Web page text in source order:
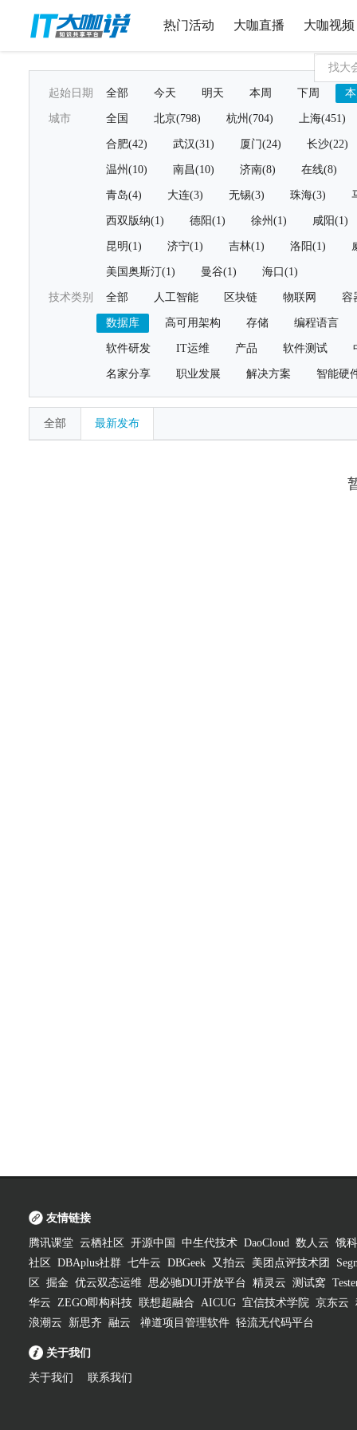
热门活动 大咖直播 大咖视频
起始日期 全部 今天 明天 本周 下周
城市 全国 北京(798) 杭州(704) 上海(451)
合肥(42) 武汉(31) 厦门(24) 长沙(22)
温州(10) 南昌(10) 济南(8) 在线(8)
青岛(4) 大连(3) 无锡(3) 珠海(3)
西双版纳(1) 德阳(1) 徐州(1) 咸阳(1)
昆明(1) 济宁(1) 吉林(1) 洛阳(1)
美国奥斯汀(1) 曼谷(1) 海口(1)
技术类别 全部 人工智能 区块链 物联网 容
数据库 高可用架构 存储 编程语言
软件研发 IT运维 产品 软件测试
名家分享 职业发展 解决方案 智能硬
全部 最新发布
友情链接
腾讯课堂 云栖社区 开源中国 中生代技术 DaoCloud 数人云 饿
社区
DBAplus社群 七牛云 DBGeek 又拍云 美团点评技术团
区
掘金 优云双态运维 思必驰DUI开放平台 精灵云 测试窝
华云 ZEGO即构科技 联想超融合 AICUG 宜信技术学院 京东云
浪潮云
新思齐 融云 禅道项目管理软件 轻流无代码平台
关于我们
关于我们 联系我们